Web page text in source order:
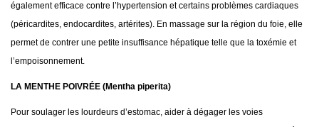
également efficace contre l’hypertension et certains problèmes cardiaques
(péricardites, endocardites, artérites). En massage sur la région du foie, elle
permet de contrer une petite insuffisance hépatique telle que la toxémie et
l’empoisonnement.
LA MENTHE POIVRÉE (Mentha piperita)
Pour soulager les lourdeurs d’estomac, aider à dégager les voies